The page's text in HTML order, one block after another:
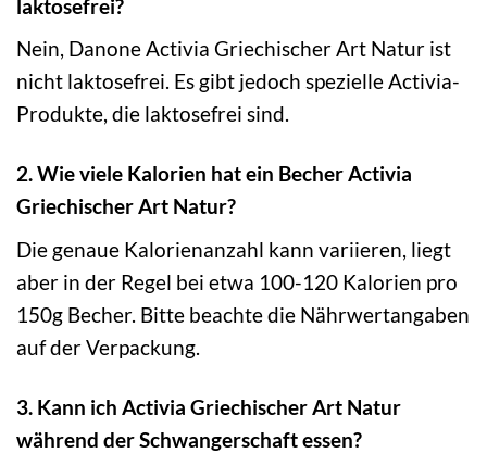
laktosefrei?
Nein, Danone Activia Griechischer Art Natur ist
nicht laktosefrei. Es gibt jedoch spezielle Activia-
Produkte, die laktosefrei sind.
2. Wie viele Kalorien hat ein Becher Activia
Griechischer Art Natur?
Die genaue Kalorienanzahl kann variieren, liegt
aber in der Regel bei etwa 100-120 Kalorien pro
150g Becher. Bitte beachte die Nährwertangaben
auf der Verpackung.
3. Kann ich Activia Griechischer Art Natur
während der Schwangerschaft essen?